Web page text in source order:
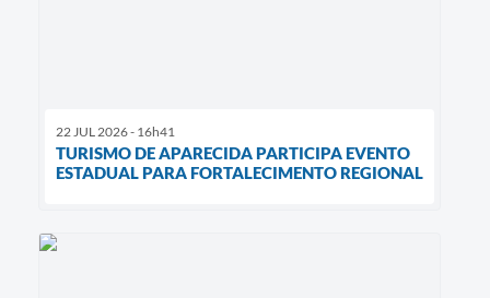
22 JUL 2026 - 16h41
TURISMO DE APARECIDA PARTICIPA EVENTO
ESTADUAL PARA FORTALECIMENTO REGIONAL